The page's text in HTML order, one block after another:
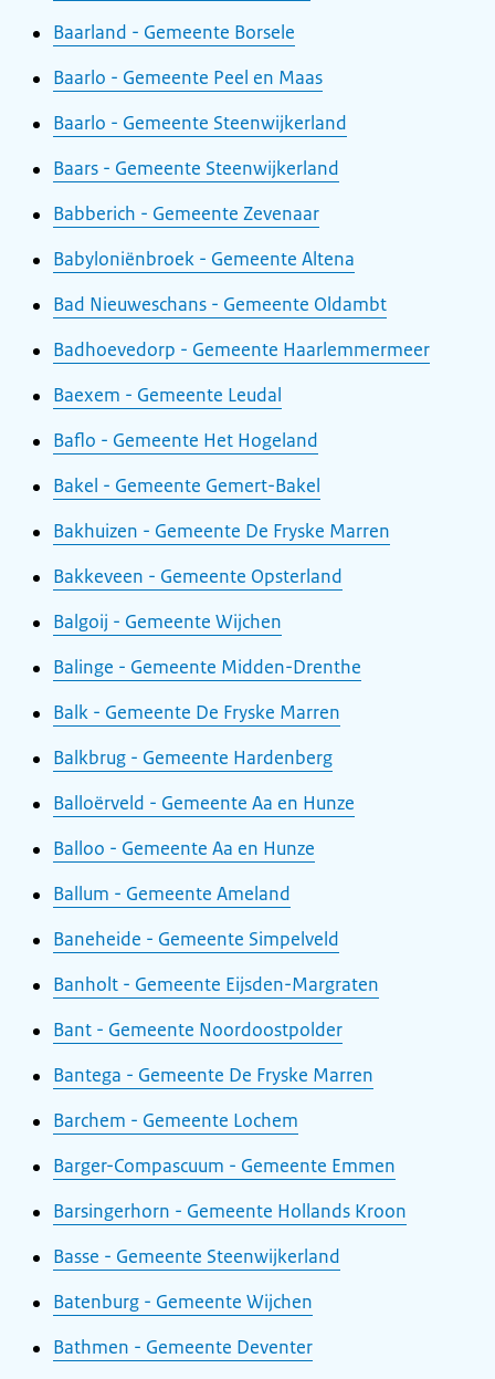
Baarland - Gemeente Borsele
Baarlo - Gemeente Peel en Maas
Baarlo - Gemeente Steenwijkerland
Baars - Gemeente Steenwijkerland
Babberich - Gemeente Zevenaar
Babyloniënbroek - Gemeente Altena
Bad Nieuweschans - Gemeente Oldambt
Badhoevedorp - Gemeente Haarlemmermeer
Baexem - Gemeente Leudal
Baflo - Gemeente Het Hogeland
Bakel - Gemeente Gemert-Bakel
Bakhuizen - Gemeente De Fryske Marren
Bakkeveen - Gemeente Opsterland
Balgoij - Gemeente Wijchen
Balinge - Gemeente Midden-Drenthe
Balk - Gemeente De Fryske Marren
Balkbrug - Gemeente Hardenberg
Balloërveld - Gemeente Aa en Hunze
Balloo - Gemeente Aa en Hunze
Ballum - Gemeente Ameland
Baneheide - Gemeente Simpelveld
Banholt - Gemeente Eijsden-Margraten
Bant - Gemeente Noordoostpolder
Bantega - Gemeente De Fryske Marren
Barchem - Gemeente Lochem
Barger-Compascuum - Gemeente Emmen
Barsingerhorn - Gemeente Hollands Kroon
Basse - Gemeente Steenwijkerland
Batenburg - Gemeente Wijchen
Bathmen - Gemeente Deventer